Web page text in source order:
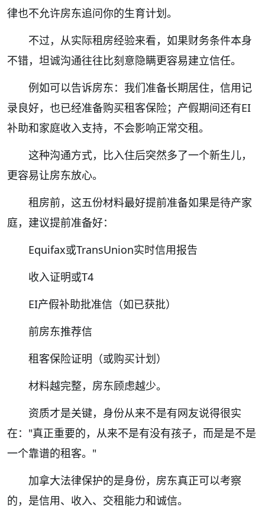
律也不允许房东追问你的生育计划。
不过，从实际租房经验来看，如果财务条件本身
不错，坦诚沟通往往比刻意隐瞒更容易建立信任。
例如可以告诉房东：我们准备长期居住，信用记
录良好，也已经准备购买租客保险；产假期间还有EI
补助和家庭收入支持，不会影响正常交租。
这种沟通方式，比入住后突然多了一个新生儿，
更容易让房东放心。
租房前，这五份材料最好提前准备如果是待产家
庭，建议提前准备好：
Equifax或TransUnion实时信用报告
收入证明或T4
EI产假补助批准信（如已获批）
前房东推荐信
租客保险证明（或购买计划）
材料越完整，房东顾虑越少。
资质才是关键，身份从来不是有网友说得很实
在："真正重要的，从来不是有没有孩子，而是是不是
一个靠谱的租客。"
加拿大法律保护的是身份，房东真正可以考察
的，是信用、收入、交租能力和诚信。